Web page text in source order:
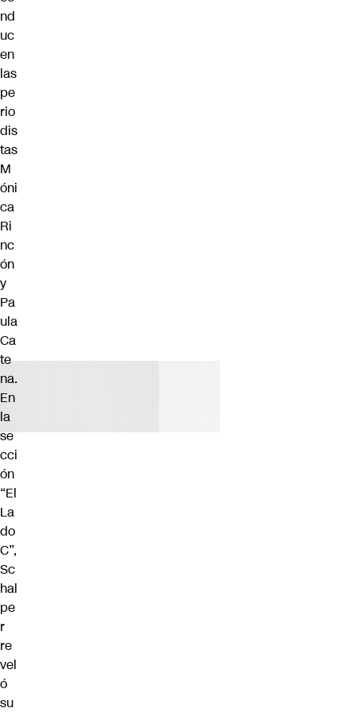
nd
uc
en
las
pe
rio
dis
tas
M
óni
ca
Ri
nc
ón
y
Pa
ula
Ca
te
na.
En
la
se
cci
ón
“El
La
do
C”,
Sc
hal
pe
r
re
vel
ó
su